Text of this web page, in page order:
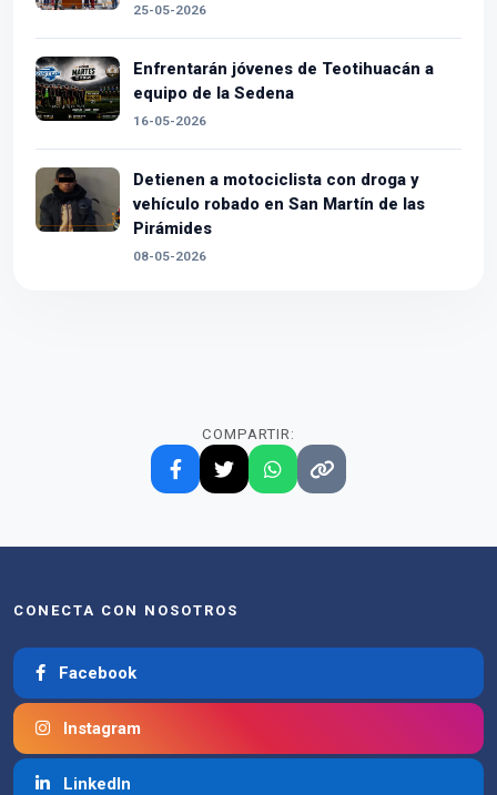
25-05-2026
Enfrentarán jóvenes de Teotihuacán a
equipo de la Sedena
16-05-2026
Detienen a motociclista con droga y
vehículo robado en San Martín de las
Pirámides
08-05-2026
COMPARTIR:
CONECTA CON NOSOTROS
Facebook
Instagram
LinkedIn